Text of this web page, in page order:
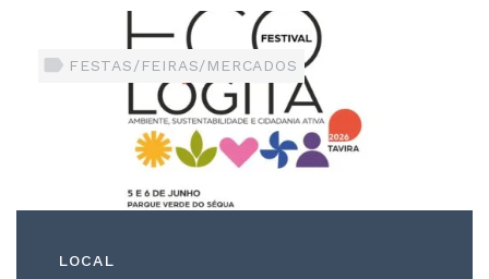
FESTAS/FEIRAS/MERCADOS
LOCAL